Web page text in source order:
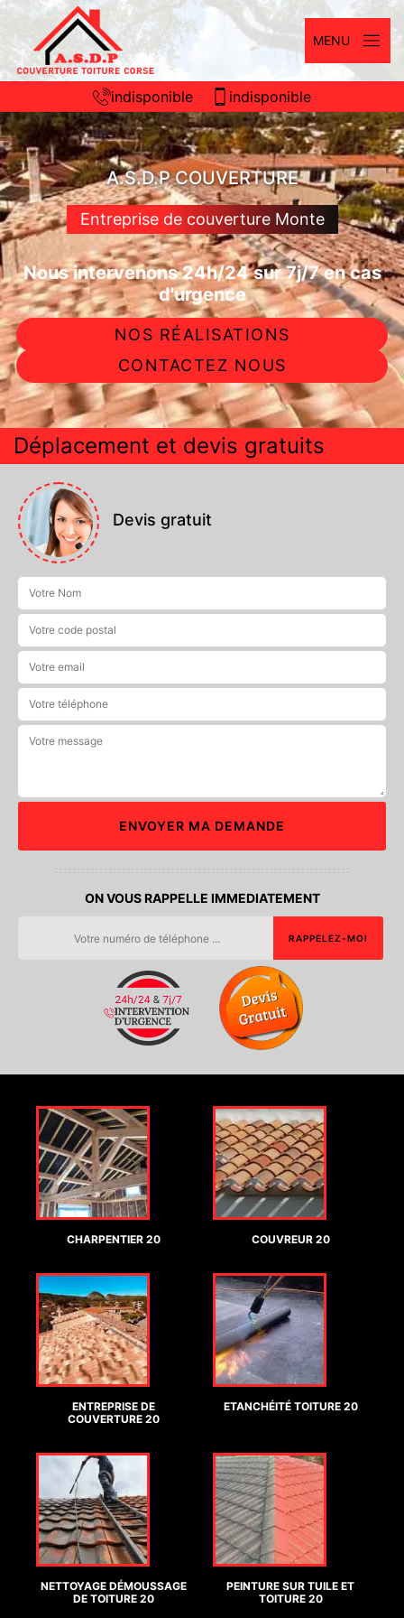
MENU
indisponible indisponible
A.S.D.P COUVERTURE
Entreprise de couverture Monte
Nous intervenons 24h/24 sur 7j/7 en cas
d'urgence
NOS RÉALISATIONS
CONTACTEZ NOUS
Déplacement et devis gratuits
Devis gratuit
ON VOUS RAPPELLE IMMEDIATEMENT
CHARPENTIER 20 COUVREUR 20
ENTREPRISE DE
COUVERTURE 20
ETANCHÉITÉ TOITURE 20
NETTOYAGE DÉMOUSSAGE
DE TOITURE 20
PEINTURE SUR TUILE ET
TOITURE 20